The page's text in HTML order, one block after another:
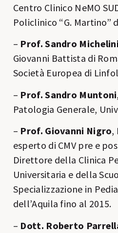
Centro Clinico NeMO
Policlinico “G. Martino”
– Prof. Sandro Michelini
Giovanni Battista di
Società Europea di
– Prof. Sandro Muntoni
Patologia Generale,
– Prof. Giovanni Nigro,
esperto di CMV pre e
Direttore della Clinica
Universitaria e della
Specializzazione in
dell’Aquila fino al 2015.
– Dott. Roberto